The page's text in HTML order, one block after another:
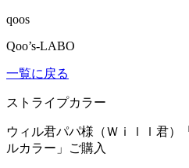
qoos
Qoo’s-LABO
一覧に戻る
ストライプカラー
ウィル君パパ様（Ｗｉｌｌ君）
ルカラー」ご購入